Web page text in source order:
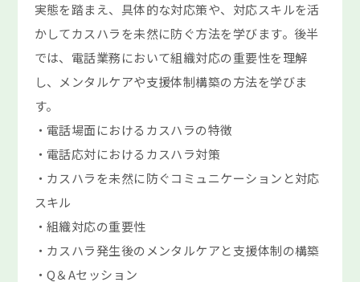
実態を踏まえ、具体的な対応策や、対応スキルを活
かしてカスハラを未然に防ぐ方法を学びます。後半
では、電話業務において組織対応の重要性を理解
し、メンタルケアや支援体制構築の方法を学びま
す。
・電話場面におけるカスハラの特徴
・電話応対におけるカスハラ対策
・カスハラを未然に防ぐコミュニケーションと対応
スキル
・組織対応の重要性
・カスハラ発生後のメンタルケアと支援体制の構築
・Q＆Aセッション